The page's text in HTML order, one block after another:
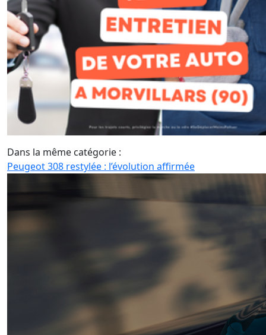
Dans la même catégorie :
Peugeot 308 restylée : l’évolution affirmée